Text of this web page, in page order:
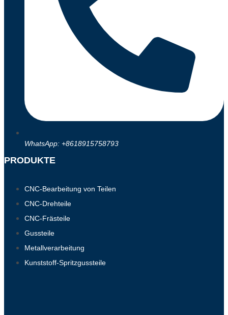
WhatsApp: +8618915758793
PRODUKTE
CNC-Bearbeitung von Teilen
CNC-Drehteile
CNC-Frästeile
Gussteile
Metallverarbeitung
Kunststoff-Spritzgussteile